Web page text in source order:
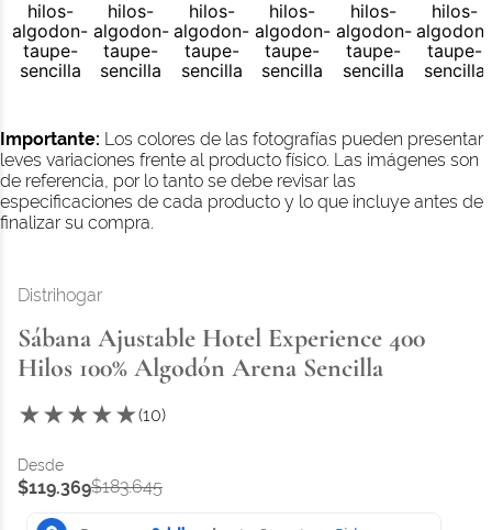
Importante: Los colores de las fotografías pueden presentar
leves variaciones frente al producto físico. Las imágenes son
de referencia, por lo tanto se debe revisar las
especificaciones de cada producto y lo que incluye antes de
finalizar su compra.
Distrihogar
Sábana Ajustable Hotel Experience 400
Hilos 100% Algodón Arena Sencilla
★★★★★(10)
$119.369$183.645